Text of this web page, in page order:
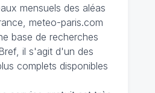
mensuels des aléas
meteo-paris.com
base de recherches
il s'agit d'un des
complets disponibles